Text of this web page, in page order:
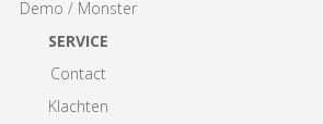
Demo / Monster
SERVICE
Contact
Klachten